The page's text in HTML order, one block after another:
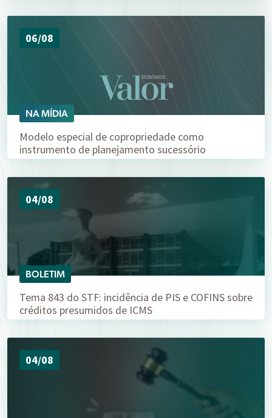
06/08
NA MÍDIA
Modelo especial de copropriedade como
instrumento de planejamento sucessório
04/08
BOLETIM
Tema 843 do STF: incidência de PIS e COFINS sobre
créditos presumidos de ICMS
04/08